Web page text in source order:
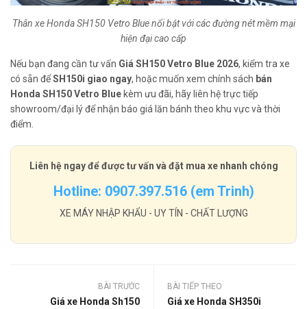
Thân xe Honda SH150 Vetro Blue nổi bật với các đường nét mềm mại
hiện đại cao cấp
Nếu bạn đang cần tư vấn Giá SH150 Vetro Blue 2026, kiểm tra xe
có sẵn đểSH150i giao ngay, hoặc muốn xem chính sách bán
Honda SH150 Vetro Blue kèm ưu đãi, hãy liên hệ trực tiếp
showroom/đại lý để nhận báo giá lăn bánh theo khu vực và thời
điểm.
Liên hệ ngay để được tư vấn và đặt mua xe nhanh chóng
Hotline: 0907.397.516 (em Trinh)
XE MÁY NHẬP KHẨU - UY TÍN - CHẤT LƯỢNG
BÀI TRƯỚC
Giá xe Honda Sh150
BÀI TIẾP THEO
Giá xe Honda SH350i